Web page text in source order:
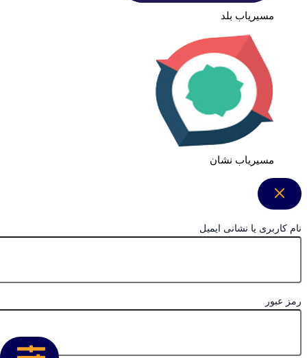
مسیریاب بلد
مسیریاب نشان
نام کاربری یا نشانی ایمیل
رمز عبور